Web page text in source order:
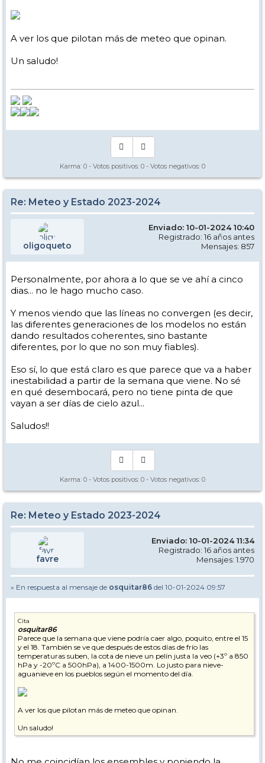
A ver los que pilotan más de meteo que opinan.
Un saludo!
Karma: 0 - Votos positivos: 0 - Votos negativos: 0
Re: Meteo y Estado 2023-2024
oligoqueto
Enviado: 10-01-2024 10:40
Registrado: 16 años antes
Mensajes: 857
Personalmente, por ahora a lo que se ve ahí a cinco
dias... no le hago mucho caso.
Y menos viendo que las líneas no convergen (es decir,
las diferentes generaciones de los modelos no están
dando resultados coherentes, sino bastante
diferentes, por lo que no son muy fiables).
Eso sí, lo que está claro es que parece que va a haber
inestabilidad a partir de la semana que viene. No sé
en qué desembocará, pero no tiene pinta de que
vayan a ser días de cielo azul...
Saludos!!
Karma: 0 - Votos positivos: 0 - Votos negativos: 0
Re: Meteo y Estado 2023-2024
favre
Enviado: 10-01-2024 11:34
Registrado: 16 años antes
Mensajes: 1.970
» En respuesta al mensaje de osquitar86 del 10-01-2024 09:57
Cita
osquitar86
Parece que la semana que viene podría caer algo, poquito, entre el 15
y el 18. También se ve que después de estos días de frío las
temperaturas suben, la cota de nieve un pelín justa la veo (+3º a 850
hPa y -20ºC a 500hPa), a 1400-1500m. Lo justo para nieve-
aguanieve en los pueblos según el momento del día.
A ver los que pilotan más de meteo que opinan.
Un saludo!